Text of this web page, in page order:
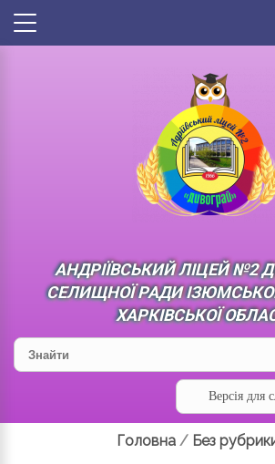
АНДРІЇВСЬКИЙ ЛІЦЕЙ №2
СЕЛИЩНОЇ РАДИ
ХАРКІВСЬКОЇ
Версія для
Головна / Без